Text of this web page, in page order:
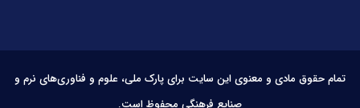
تمام حقوق مادی و معنوی این سایت برای پارک ملی، علوم و فناوری‌های نرم و